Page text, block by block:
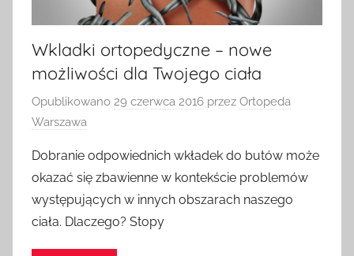
Wkladki ortopedyczne – nowe
możliwości dla Twojego ciała
Opublikowano 29 czerwca 2016 przez Ortopeda
Warszawa
Dobranie odpowiednich wkładek do butów może
okazać się zbawienne w kontekście problemów
występujących w innych obszarach naszego
ciała. Dlaczego? Stopy